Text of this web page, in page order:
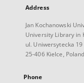
Address
Jan Kochanowski
University Library in
ul. Uniwersytecka 19
25-406 Kielce, Poland
Phone